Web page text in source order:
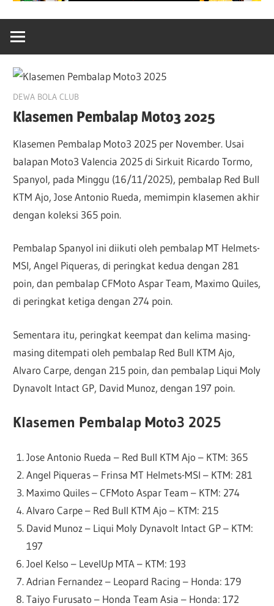
November 16, 2025
DEWA BOLA CLUB
Klasemen Pembalap Moto3 2025
Klasemen Pembalap Moto3 2025 per November. Usai
balapan Moto3 Valencia 2025 di Sirkuit Ricardo Tormo,
Spanyol, pada Minggu (16/11/2025), pembalap Red Bull
KTM Ajo, Jose Antonio Rueda, memimpin klasemen akhir
dengan koleksi 365 poin.
Pembalap Spanyol ini diikuti oleh pembalap MT Helmets-
MSI, Angel Piqueras, di peringkat kedua dengan 281
poin, dan pembalap CFMoto Aspar Team, Maximo Quiles,
di peringkat ketiga dengan 274 poin.
Sementara itu, peringkat keempat dan kelima masing-
masing ditempati oleh pembalap Red Bull KTM Ajo,
Alvaro Carpe, dengan 215 poin, dan pembalap Liqui Moly
Dynavolt Intact GP, David Munoz, dengan 197 poin.
Klasemen Pembalap Moto3 2025
Jose Antonio Rueda – Red Bull KTM Ajo – KTM: 365
Angel Piqueras – Frinsa MT Helmets-MSI – KTM: 281
Maximo Quiles – CFMoto Aspar Team – KTM: 274
Alvaro Carpe – Red Bull KTM Ajo – KTM: 215
David Munoz – Liqui Moly Dynavolt Intact GP – KTM:
197
Joel Kelso – LevelUp MTA – KTM: 193
Adrian Fernandez – Leopard Racing – Honda: 179
Taiyo Furusato – Honda Team Asia – Honda: 172